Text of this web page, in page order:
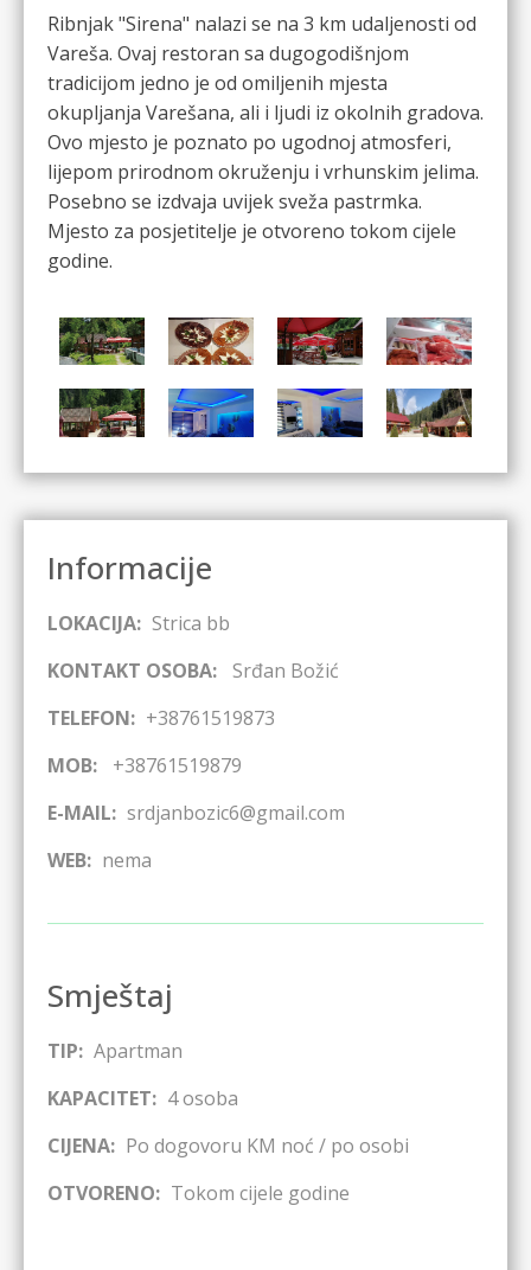
Ribnjak "Sirena" nalazi se na 3 km udaljenosti od
Vareša. Ovaj restoran sa dugogodišnjom
tradicijom jedno je od omiljenih mjesta
okupljanja Varešana, ali i ljudi iz okolnih gradova.
Ovo mjesto je poznato po ugodnoj atmosferi,
lijepom prirodnom okruženju i vrhunskim jelima.
Posebno se izdvaja uvijek sveža pastrmka.
Mjesto za posjetitelje je otvoreno tokom cijele
godine.
Informacije
LOKACIJA: Strica bb
KONTAKT OSOBA:
Srđan Božić
TELEFON: +38761519873
MOB:
+38761519879
E-MAIL: srdjanbozic6@gmail.com
WEB: nema
Smještaj
TIP: Apartman
KAPACITET: 4osoba
CIJENA: Po dogovoru KM noć / po osobi
OTVORENO: Tokom cijele godine